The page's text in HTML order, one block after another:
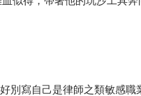
別寫自己是律師之類敏感職